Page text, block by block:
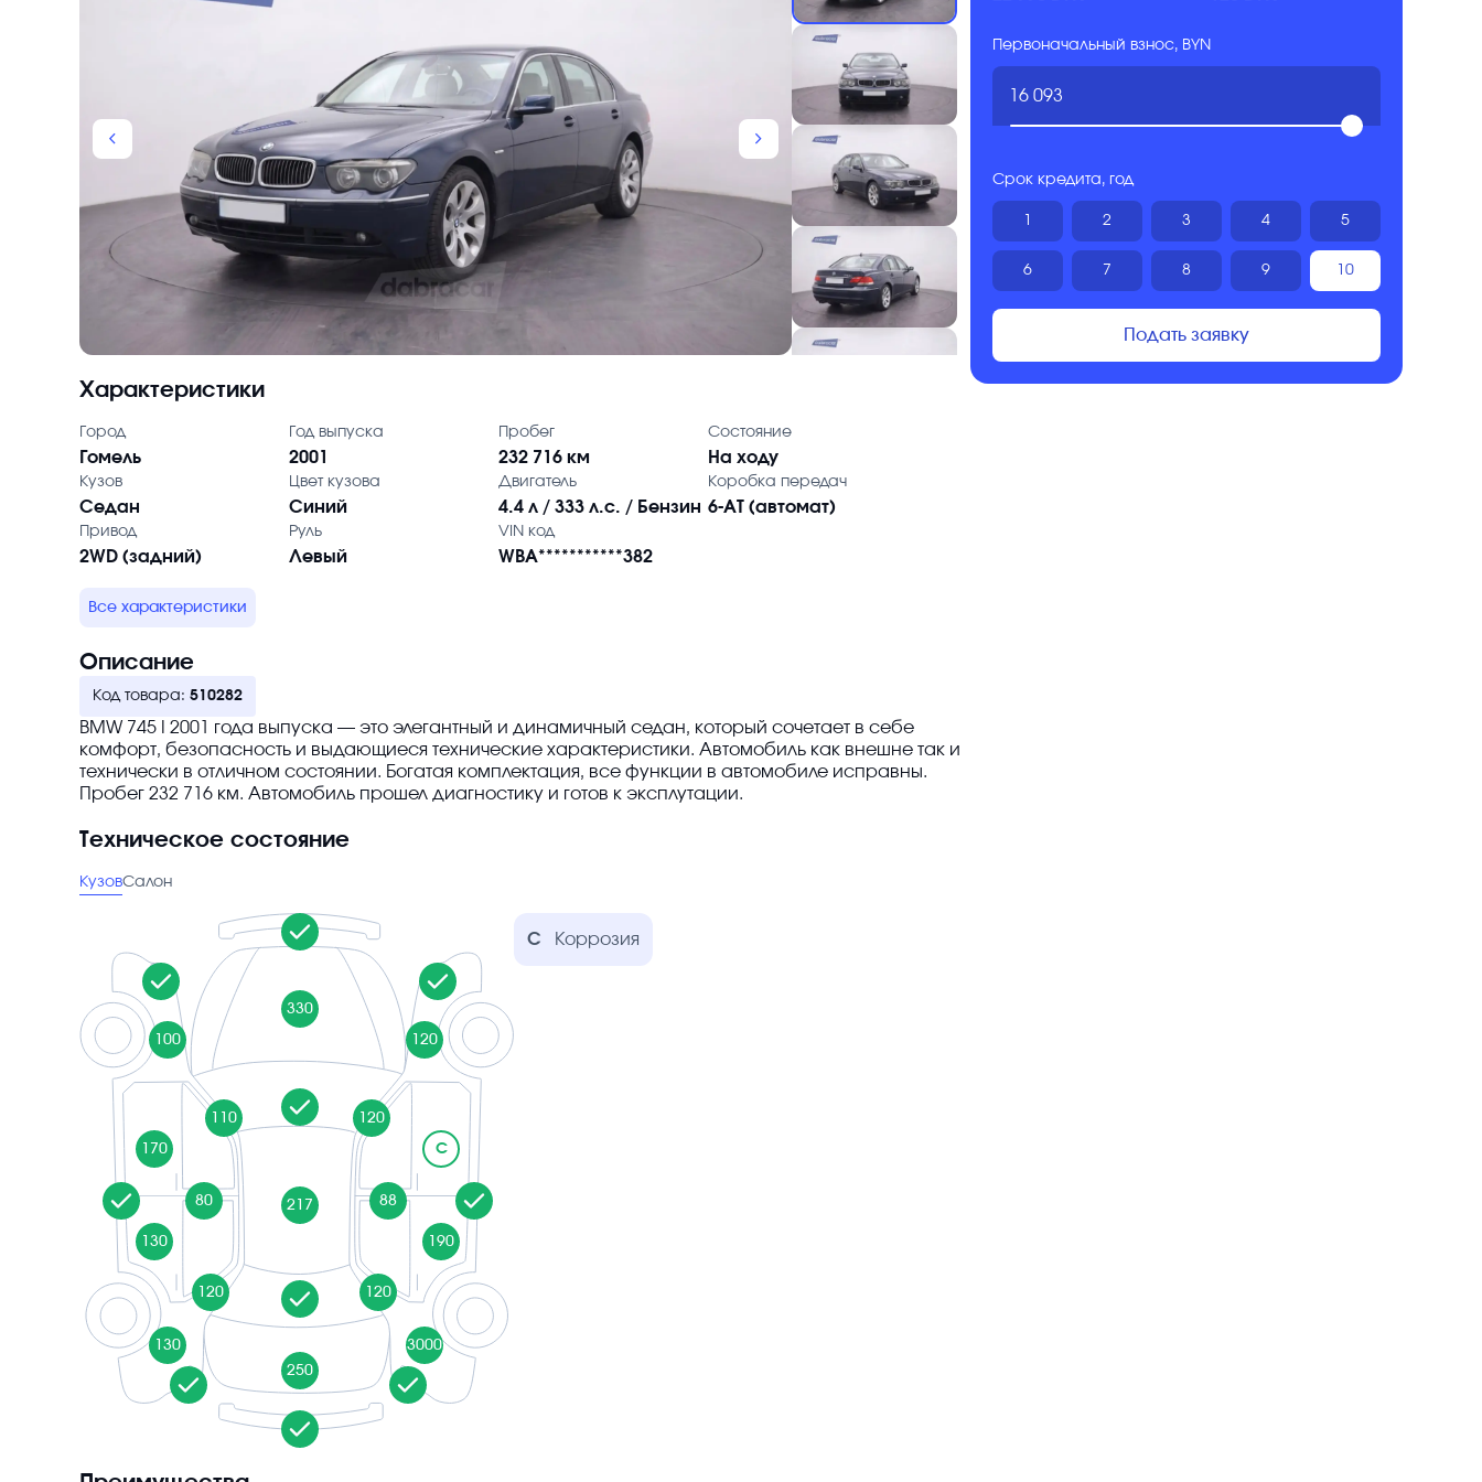
chevron_backward chevron_forward
Характеристики
Город
Гомель
Год выпуска
2001
Пробег
232 716 км
Состояние
На ходу
Кузов
Седан
Цвет кузова
Синий
Двигатель
4.4 л / 333 л.с. / Бензин
Коробка передач
6-AT (автомат)
Привод
2WD (задний)
Руль
Левый
VIN код
WBA***********382
Все характеристики
Описание
Код товара: 510282
BMW 745 I 2001 года выпуска — это элегантный и динамичный седан, который сочетает в себе
комфорт, безопасность и выдающиеся технические характеристики. Автомобиль как внешне так и
технически в отличном состоянии. Богатая комплектация, все функции в автомобиле исправны.
Пробег 232 716 км. Автомобиль прошел диагностику и готов к эксплутации.
Техническое состояние
КузовСалон
330
217
250
100
110
170
80
130
120
130
120
120
C
88
190
120
3000
C Коррозия
Первоначальный взнос, BYN
Срок кредита, год
2 3 4 5
6 7 8 9 10
Подать заявку